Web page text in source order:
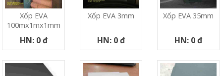
Xốp EVA
100mx1mx1mm
HN: 0 đ
Xốp EVA 3mm
HN: 0 đ
Xốp EVA 35mm
HN: 0 đ